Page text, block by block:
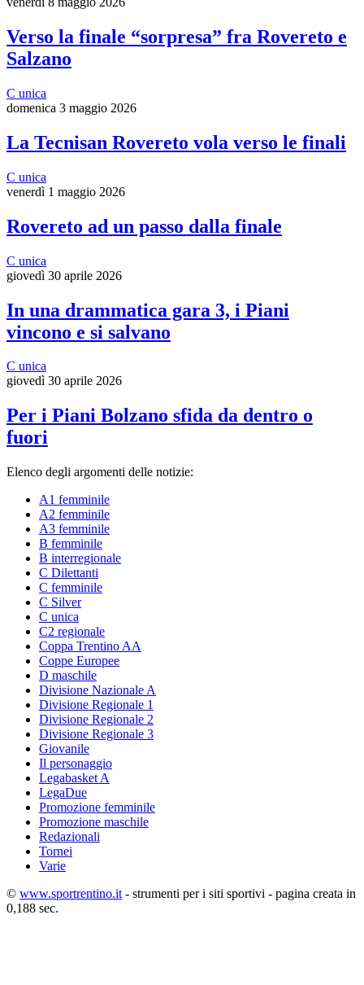
Verso la finale “sorpresa” fra Rovereto e
Salzano
C unica
domenica 3 maggio 2026
La Tecnisan Rovereto vola verso le finali
C unica
venerdì 1 maggio 2026
Rovereto ad un passo dalla finale
C unica
giovedì 30 aprile 2026
In una drammatica gara 3, i Piani
vincono e si salvano
C unica
giovedì 30 aprile 2026
Per i Piani Bolzano sfida da dentro o
fuori
Elenco degli argomenti delle notizie:
A1 femminile
A2 femminile
A3 femminile
B femminile
B interregionale
C Dilettanti
C femminile
C Silver
C unica
C2 regionale
Coppa Trentino AA
Coppe Europee
D maschile
Divisione Nazionale A
Divisione Regionale 1
Divisione Regionale 2
Divisione Regionale 3
Giovanile
Il personaggio
Legabasket A
LegaDue
Promozione femminile
Promozione maschile
Redazionali
Tornei
Varie
© www.sportrentino.it - strumenti per i siti sportivi - pagina creata in
0,188 sec.